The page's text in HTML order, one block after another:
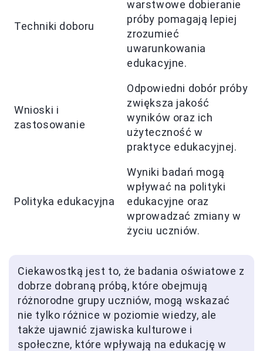
Techniki doboru
warstwowe dobieranie
próby pomagają lepiej
zrozumieć
uwarunkowania
edukacyjne.
Wnioski i
zastosowanie
Odpowiedni dobór próby
zwiększa jakość
wyników oraz ich
użyteczność w
praktyce edukacyjnej.
Polityka edukacyjna
Wyniki badań mogą
wpływać na polityki
edukacyjne oraz
wprowadzać zmiany w
życiu uczniów.
Ciekawostką jest to, że badania oświatowe z
dobrze dobraną próbą, które obejmują
różnorodne grupy uczniów, mogą wskazać
nie tylko różnice w poziomie wiedzy, ale
także ujawnić zjawiska kulturowe i
społeczne, które wpływają na edukację w